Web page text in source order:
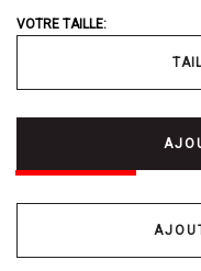
VOTRE TAILLE: